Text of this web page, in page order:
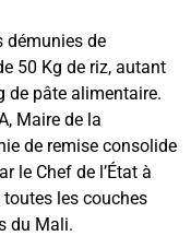
démunies de
50 Kg de riz, autant
de pâte alimentaire.
Maire de la
de remise consolide
le Chef de l’État à
toutes les couches
du Mali.